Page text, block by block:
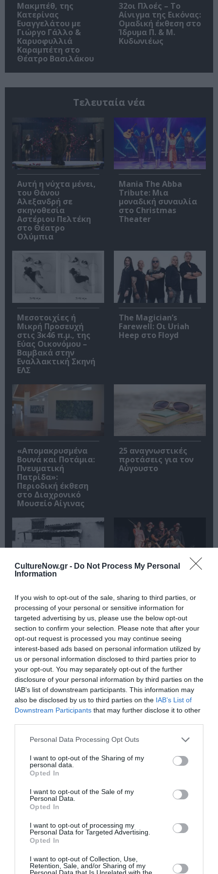
CultureNow.gr - Do Not Process My Personal
Information
If you wish to opt-out of the sale, sharing to third parties, or
processing of your personal or sensitive information for
targeted advertising by us, please use the below opt-out
section to confirm your selection. Please note that after your
opt-out request is processed you may continue seeing
interest-based ads based on personal information utilized by
us or personal information disclosed to third parties prior to
your opt-out. You may separately opt-out of the further
disclosure of your personal information by third parties on the
IAB’s list of downstream participants. This information may
also be disclosed by us to third parties on the IAB’s List of
Downstream Participants that may further disclose it to other
Personal Data Processing Opt Outs
I want to opt-out of the Sharing of my
personal data.
Opted In
I want to opt-out of the Sale of my
Personal Data.
Opted In
I want to opt-out of processing my
Personal Data for Targeted Advertising.
Opted In
I want to opt-out of Collection, Use,
Retention, Sale, and/or Sharing of my
Personal Data that Is Unrelated with the
Μακμπέθ, της
Κατερίνας
Ευαγγελάτου με
Γιώργο Γάλλο &
Καρυοφυλλιά
Καραμπέτη στο
Θέατρο Βασιλάκου
32οι Πλοές – Το
Αίνιγμα της Εικόνας:
Ομαδική έκθεση στο
Ίδρυμα Π. & Μ.
Κυδωνιέως
Τελευταία νέα
Αυτή η νύχτα μένει,
του Θάνου
Αλεξανδρή σε
σκηνοθεσία
Αστέριου Πελτέκη
στο Θέατρο
Ολύμπια
Mania The Abba
Tribute: Μια
μοναδική συναυλία
στο Christmas
Theater
Μεσοτοιχίες ή
Μικρή Προσευχή
στις 3κ46 π.μ., της
Εύας Οικονόμου –
Βαμβακά στην
Εναλλακτική Σκηνή
ΕΛΣ
The Magician’s
Farewell: Οι Uriah
Heep στο Floyd
«Απομακρυσμένα
Βουνά και Ποτάμια:
Πνευματική
Πατρίδα»:
Περιοδική έκθεση
στο Διαχρονικό
Μουσείο Αίγινας
25 αναγνωστικές
προτάσεις για τον
Αύγουστο
Ντοκιμαντέρ
Καρύστου – «Ξένος
εδώ, ξένος εκεί,
όπου κι αν πάω
ξένος»
κορίτσια!», του
Παντελή Αμπαζή
στο Θέατρο
Ρεματιάς
Τέχνες /Νέα
Οι εικαστικοί
εκθέτουν για την
ειρήνη
CULTURENOW 02-09-2008 / 0:00
Από 3 έως 16 Σεπτεμβρίου 2008 στο Κέντρο
Τεχνών του Δήμου Αθηναίων, θα μπορέσουμε
να παρακολουθήσουμε την έκθεση «Οι
Εικαστικοί εκθέτουν για την Ειρήνη».
Η έκθεση πρ…